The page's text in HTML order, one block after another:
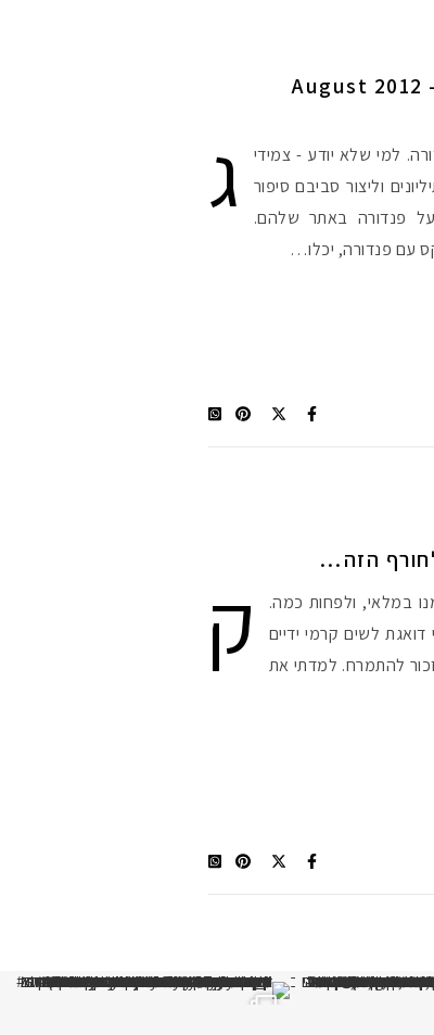
גלוסיבוקס אוגוסט 2012 שלי – August 2012
ג
קופסת פנדורה. למי שלא יודע - צמידי
וליצור סביבם סיפור
על פנדורה באתר שלהם.
עם פנדורה, יכלו…
הזה…
ק
במלאי, ולפחות כמה.
לשים קרמי ידיים
להתמרח. למדתי את
מומלצים - עכשיו ב